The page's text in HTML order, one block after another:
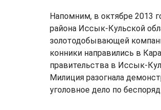
Напомним, в октябре 2013
района Иссык-Кульской
золотодобывающей
конники направились в
правительства в Иссык-
Милиция разогнала
уголовное дело по